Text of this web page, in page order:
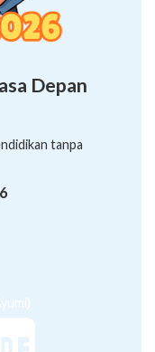
Depan
tanpa